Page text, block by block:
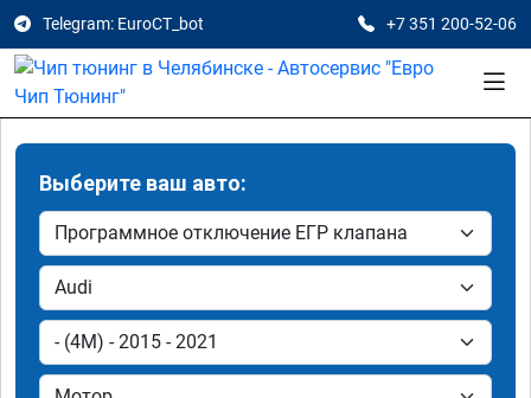
Telegram: EuroCT_bot +7 351 200-52-06
Выберите ваш авто: